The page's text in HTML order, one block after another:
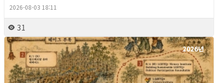
2026-08-03 18:11
31
2026년